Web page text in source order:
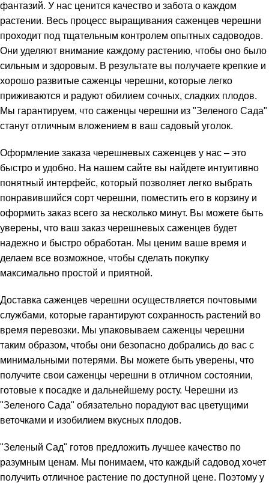
фантазий. У нас ценится качество и забота о каждом
растении. Весь процесс выращивания саженцев черешни
проходит под тщательным контролем опытных садоводов.
Они уделяют внимание каждому растению, чтобы оно было
сильным и здоровым. В результате вы получаете крепкие и
хорошо развитые саженцы черешни, которые легко
приживаются и радуют обилием сочных, сладких плодов.
Мы гарантируем, что саженцы черешни из "Зеленого Сада"
станут отличным вложением в ваш садовый уголок.
Оформление заказа черешневых саженцев у нас – это
быстро и удобно. На нашем сайте вы найдете интуитивно
понятный интерфейс, который позволяет легко выбрать
понравившийся сорт черешни, поместить его в корзину и
оформить заказ всего за несколько минут. Вы можете быть
уверены, что ваш заказ черешневых саженцев будет
надежно и быстро обработан. Мы ценим ваше время и
делаем все возможное, чтобы сделать покупку
максимально простой и приятной.
Доставка саженцев черешни осуществляется почтовыми
службами, которые гарантируют сохранность растений во
время перевозки. Мы упаковываем саженцы черешни
таким образом, чтобы они безопасно добрались до вас с
минимальными потерями. Вы можете быть уверены, что
получите свои саженцы черешни в отличном состоянии,
готовые к посадке и дальнейшему росту. Черешни из
"Зеленого Сада" обязательно порадуют вас цветущими
веточками и изобилием вкусных плодов.
"Зеленый Сад" готов предложить лучшее качество по
разумным ценам. Мы понимаем, что каждый садовод хочет
получить отличное растение по доступной цене. Поэтому у